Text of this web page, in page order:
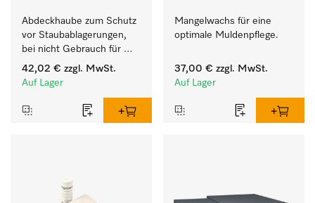
Abdeckhaube zum Schutz
vor Staubablagerungen,
bei nicht Gebrauch für
HM 16-80.
42,02 € zzgl. MwSt.
Auf Lager
Mangelwachs für eine
optimale Muldenpflege.
37,00 € zzgl. MwSt.
Auf Lager